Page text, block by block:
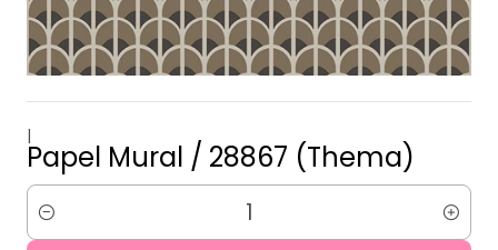
|
Papel Mural / 28867 (Thema)
Cantidad